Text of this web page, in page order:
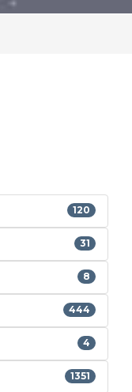
120
31
8
444
4
1351